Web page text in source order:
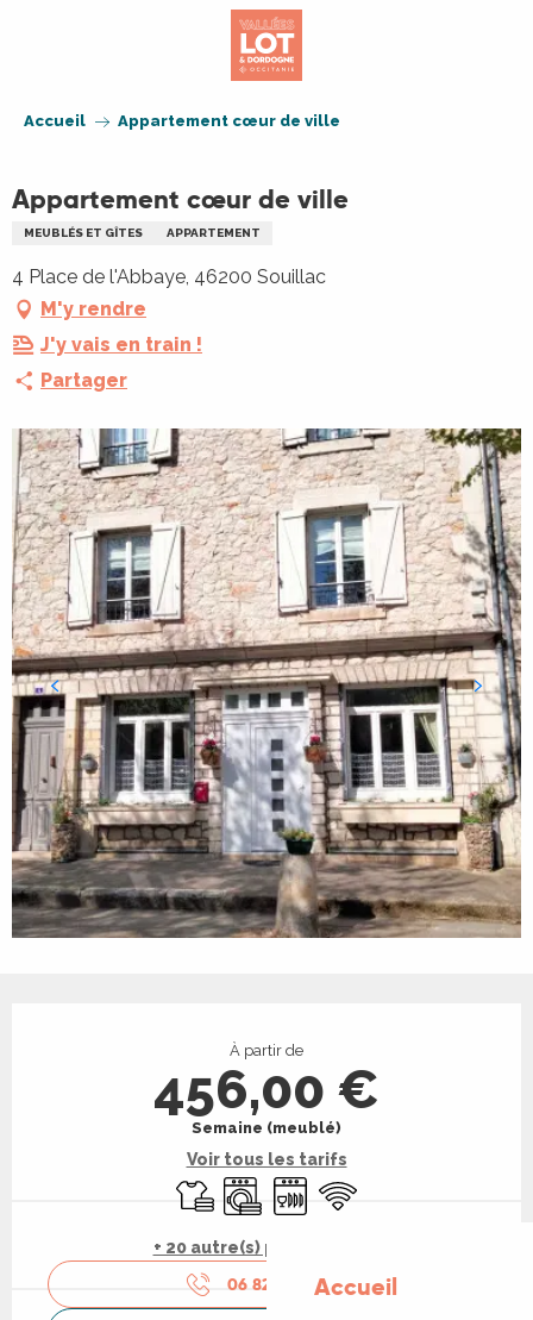
Accueil
Accueil Appartement cœur de ville
Appartement cœur de ville
MEUBLÉS ET GÎTES APPARTEMENT
4 Place de l'Abbaye, 46200 Souillac
M'y rendre
J'y vais en train !
Partager
À partir de
456,00 €
Semaine (meublé)
Voir tous les tarifs
Draps et linge
Lave lingeLave vaisselle
WiFi
+ 20 autre(s) prestation(s)
06 82 31 83▒▒